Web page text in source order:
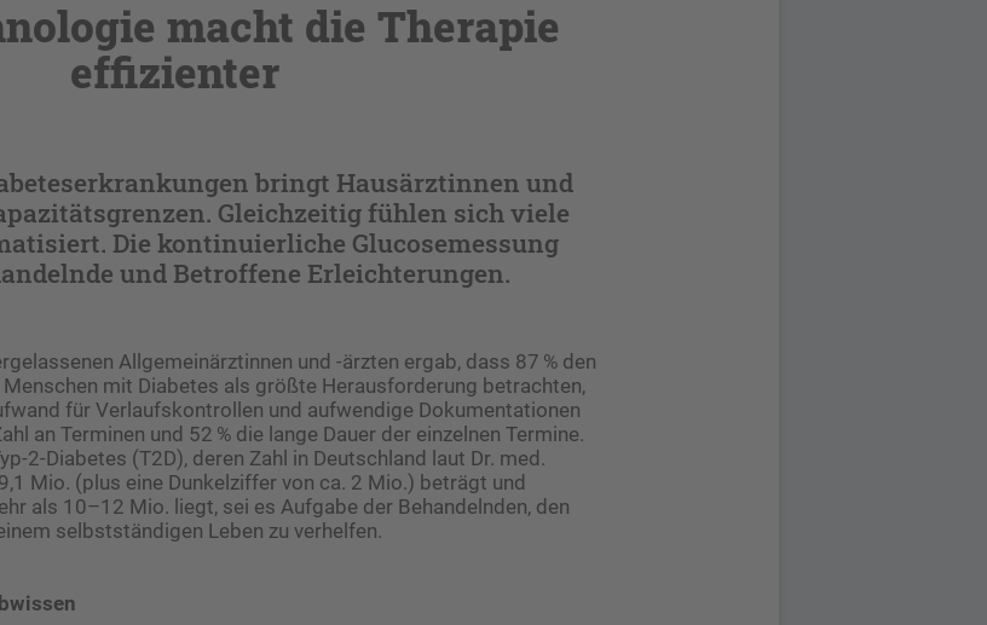
macht die Therapie
effizienter
bringt Hausärztinnen und
Gleichzeitig fühlen sich viele
Die kontinuierliche Glucosemessung
und Betroffene Erleichterungen.
Allgemeinärztinnen und -ärzten ergab, dass 87 % den
mit Diabetes als größte Herausforderung betrachten,
für Verlaufskontrollen und aufwendige Dokumentationen
an Terminen und 52 % die lange Dauer der einzelnen Termine.
2-­Diabetes (T2D), deren Zahl in Deutschland laut Dr. med.
Mio. (plus eine Dunkelziffer von ca. 2 Mio.) beträgt und
als 10–12 Mio. liegt, sei es Aufgabe der Behandelnden, den
selbstständigen Leben zu verhelfen.